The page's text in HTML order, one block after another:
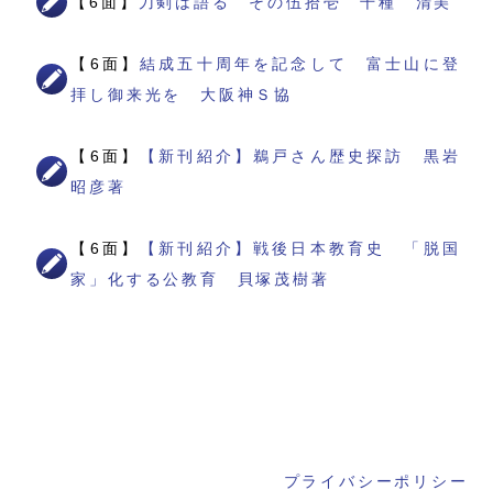
【6面】結成五十周年を記念して 富士山に登
拝し御来光を 大阪神Ｓ協
【6面】
【新刊紹介】鵜戸さん歴史探訪 黒岩
昭彦著
【6面】
【新刊紹介】戦後日本教育史 「脱国
家」化する公教育 貝塚茂樹著
プライバシーポリシー